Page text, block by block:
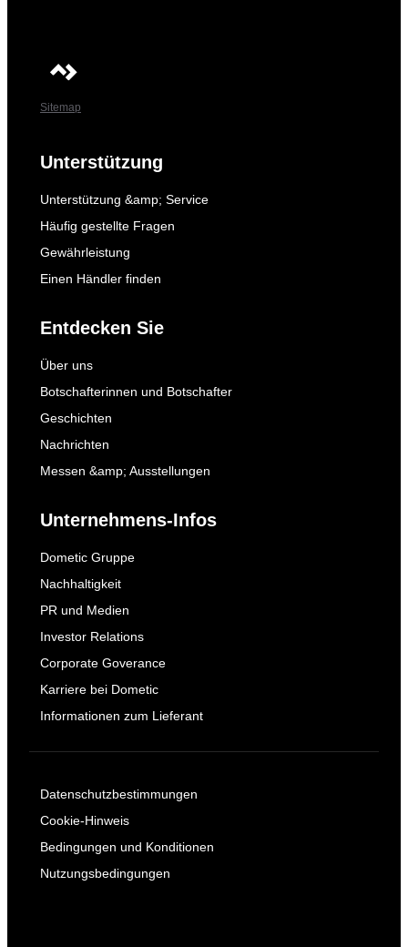
Sitemap
Unterstützung
Unterstützung &amp; Service
Häufig gestellte Fragen
Gewährleistung
Einen Händler finden
Entdecken Sie
Über uns
Botschafterinnen und Botschafter
Geschichten
Nachrichten
Messen &amp; Ausstellungen
Unternehmens-Infos
Dometic Gruppe
Nachhaltigkeit
PR und Medien
Investor Relations
Corporate Goverance
Karriere bei Dometic
Informationen zum Lieferant
Datenschutzbestimmungen
Cookie-Hinweis
Bedingungen und Konditionen
Nutzungsbedingungen